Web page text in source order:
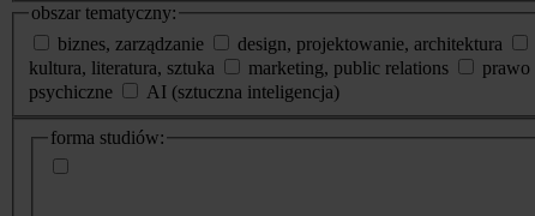
obszar tematyczny:
biznes, zarządzanie
design, projektowanie, architektura
kultura, literatura, sztuka
marketing, public relations prawo
psychiczne
AI (sztuczna inteligencja)
dodatkowe
informacje
forma studiów: